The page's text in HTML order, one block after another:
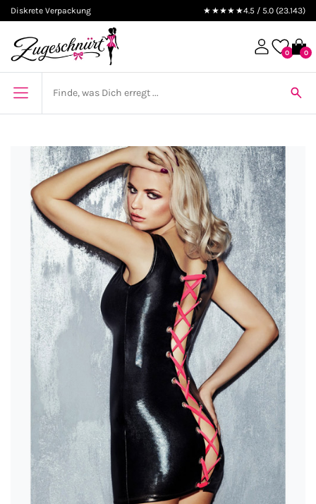
Diskrete Verpackung ★★★★★4.5 / 5.0 (23.143)
0 0